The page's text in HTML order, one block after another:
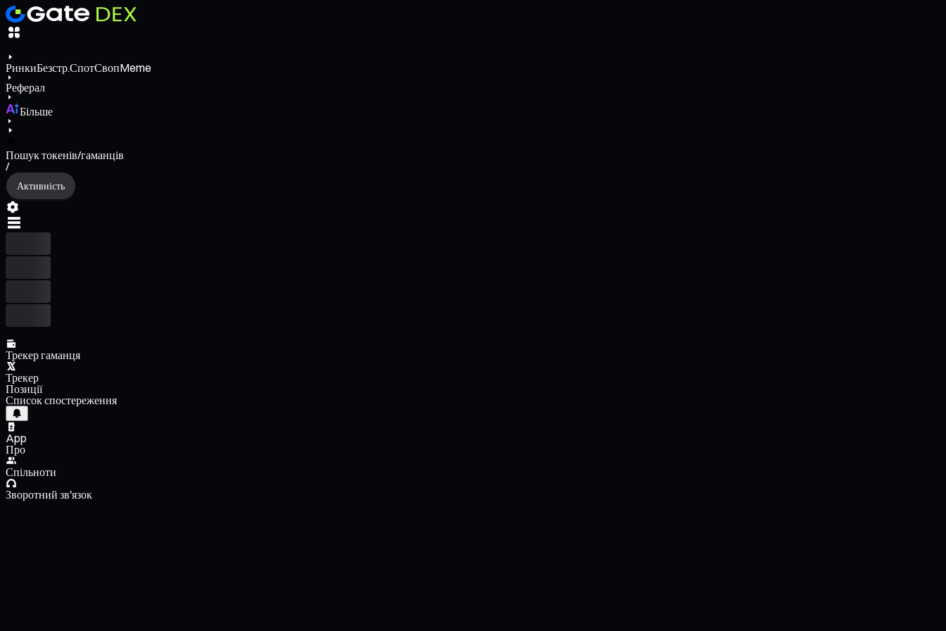
РинкиБезстр.СпотСвопMeme
Реферал
Більше
Пошук токенів/гаманців
/
Активність
Трекер гаманця
Трекер
Позиції
Список спостереження
App
Про
Спільноти
Зворотний зв'язок